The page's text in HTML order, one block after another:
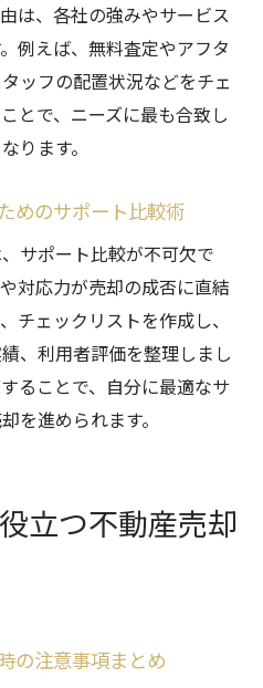
は、各社の強みやサービス
例えば、無料査定やアフタ
ッフの配置状況などをチェ
とで、ニーズに最も合致し
ります。
めのサポート比較術
サポート比較が不可欠で
対応力が売却の成否に直結
チェックリストを作成し、
、利用者評価を整理しまし
ることで、自分に最適なサ
を進められます。
立つ不動産売却
の注意事項まとめ